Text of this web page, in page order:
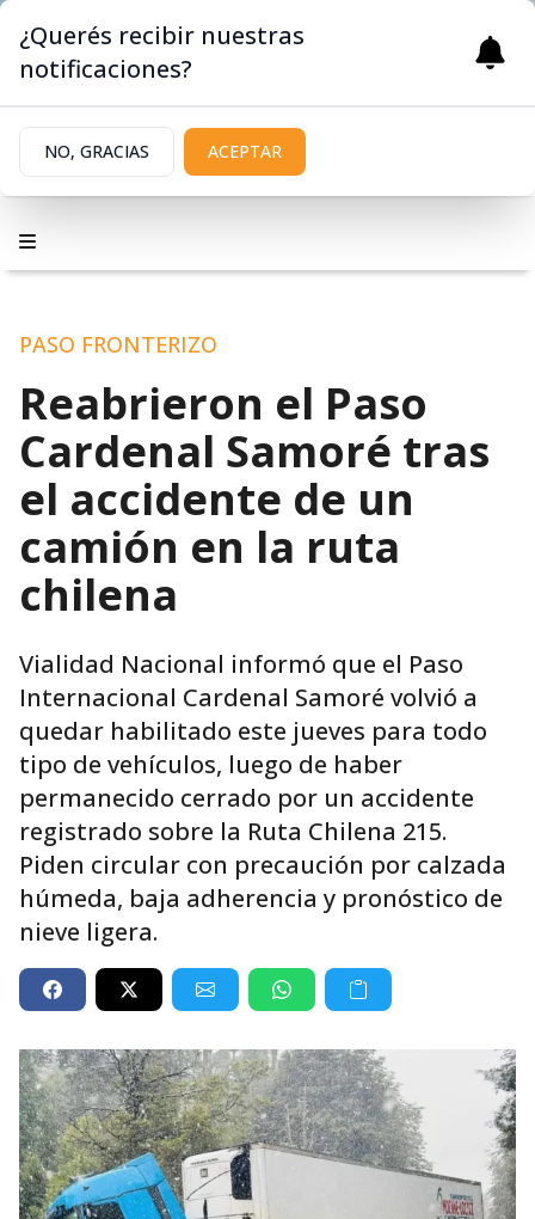
PASO FRONTERIZO
Reabrieron el Paso
Cardenal Samoré tras
el accidente de un
camión en la ruta
chilena
Vialidad Nacional informó que el Paso
Internacional Cardenal Samoré volvió a
quedar habilitado este jueves para todo
tipo de vehículos, luego de haber
permanecido cerrado por un accidente
registrado sobre la Ruta Chilena 215.
Piden circular con precaución por calzada
húmeda, baja adherencia y pronóstico de
nieve ligera.
¿Querés recibir nuestras
notificaciones?
NO, GRACIAS ACEPTAR